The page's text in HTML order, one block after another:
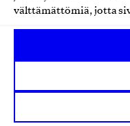
välttämättömiä, jotta
Design From Finland